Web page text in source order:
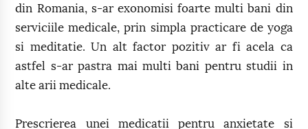
din Romania, s-ar exonomisi foarte multi bani din
serviciile medicale, prin simpla practicare de yoga
si meditatie. Un alt factor pozitiv ar fi acela ca
astfel s-ar pastra mai multi bani pentru studii in
alte arii medicale.
Prescrierea unei medicatii pentru anxietate si